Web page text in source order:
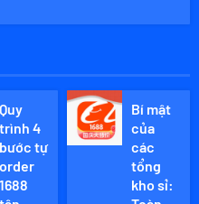
Quy
trình 4
bước tự
order
1688
Bí mật
của
các
tổng
kho sỉ: